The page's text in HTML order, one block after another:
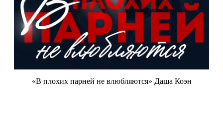
«В плохих парней не влюбляются» Даша Коэн